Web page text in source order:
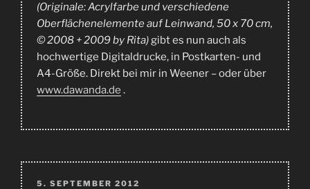
(Originale: Acrylfarbe und verschiedene
Oberflächenelemente auf Leinwand, 50 x 70 cm,
© 2008 + 2009 by Rita)gibt es nun auch als
hochwertige Digitaldrucke, in Postkarten- und
A4-Größe. Direkt bei mir in Weener – oder über
www.dawanda.de .
VERÖFFENTLICHT
5. SEPTEMBER 2012